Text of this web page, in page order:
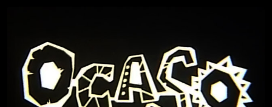
> VÍDEO + INFO